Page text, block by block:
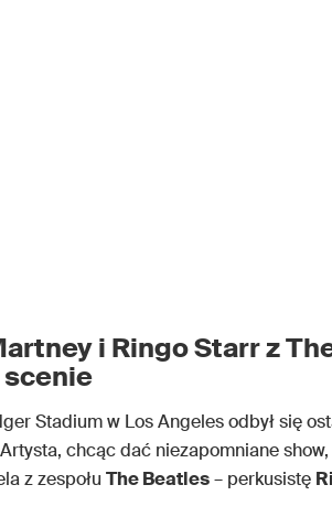
i Ringo Starr z
scenie
Stadium w Los Angeles odbył się
chcąc dać niezapomniane
z zespołu The Beatles– perkusistę